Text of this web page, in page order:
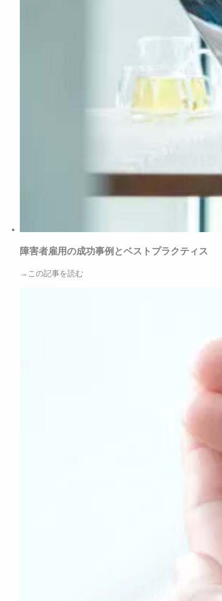
障害者雇用の成功事例とベストプラクティス
→この記事を読む